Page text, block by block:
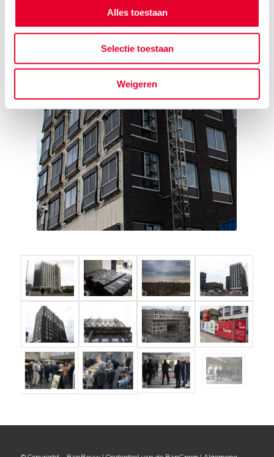
Alles toestaan
Selectie toestaan
Weigeren